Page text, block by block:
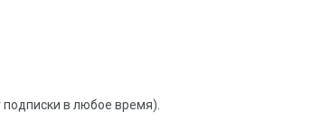
в любое время).